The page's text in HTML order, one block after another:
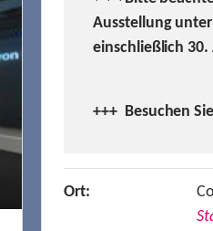
Ausstellung
einschließlich 30.
+++ Besuchen
Ort: